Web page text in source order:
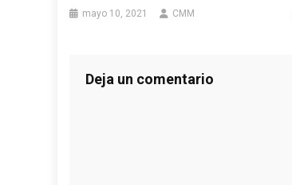
mayo 10, 2021 CMM
Deja un comentario